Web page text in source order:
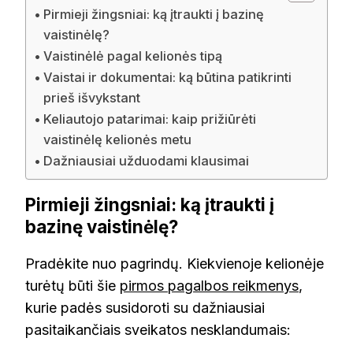
Pirmieji žingsniai: ką įtraukti į bazinę
vaistinėlę?
Vaistinėlė pagal kelionės tipą
Vaistai ir dokumentai: ką būtina patikrinti
prieš išvykstant
Keliautojo patarimai: kaip prižiūrėti
vaistinėlę kelionės metu
Dažniausiai užduodami klausimai
Pirmieji žingsniai: ką įtraukti į
bazinę vaistinėlę?
Pradėkite nuo pagrindų. Kiekvienoje kelionėje
turėtų būti šie pirmos pagalbos reikmenys,
kurie padės susidoroti su dažniausiai
pasitaikančiais sveikatos nesklandumais: